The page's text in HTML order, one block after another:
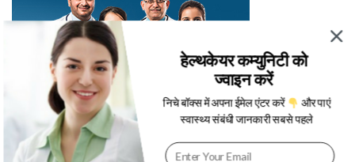
हेल्थकेयर कम्युनिटी को
ज्वाइन करें
निचे बॉक्स में अपना ईमेल एंटर करें और पाएं
स्वास्थ्य संबंधी जानकारी सबसे पहले